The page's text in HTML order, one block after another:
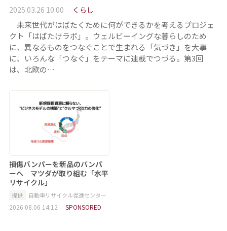
2025.03.26 10:00 くらし
未来世代がはばたくために何ができるかを考えるプロジェ
クト「はばたけラボ」。ウェルビーイングな暮らしのため
に、異なるものをつなぐことで生まれる「気づき」を大事
に、いろんな「つなぐ」をテーマに連載でつづる。第3回
は、北欧の…
損傷バンパーを新品のバンパ
ーへ マツダが取り組む「水平
リサイクル」
提供 自動車リサイクル促進センター
2026.08.06 14:12 SPONSORED